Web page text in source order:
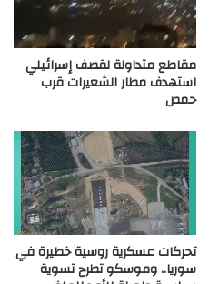
مقاطع متداولة لقصف إسرائيلي
استهدف مطار الشعيرات قرب
حمص
تحركات عسكرية روسية خطيرة في
سوريا.. وموسكو تطرح تسوية